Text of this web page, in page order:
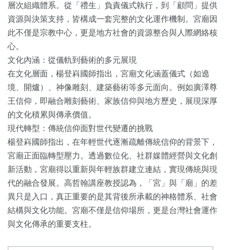
層次組織體系。從「禮生」負責儀式執行，到「顧問」提供
資源與決策支持，皆構成一套完整的文化運作機制。宮廟因
此不僅是宗教中心，更是地方社會的資源整合與人際網絡核
心。
文化內涵：從儀軌到藝術的多元展現
在文化層面，楊登嵙國師指出，宮廟文化涵蓋儀式（如遶
境、開爐）、神像雕刻、建築藝術等多元面向。例如廣澤尊
王信仰，即融合雕刻藝術、家族信仰與地方歷史，展現深厚
的文化積累與傳承價值。
現代轉型：傳統信仰面對世代變遷的挑戰
楊登嵙國師指出，在年輕世代逐漸疏離傳統信仰的背景下，
宮廟正面臨轉型壓力。透過數位化、社群媒體經營與文化創
新活動，宮廟得以重新與年輕族群建立連結，實現傳統與現
代的融合發展。高哲翰講座教授認為，「宮」與「廟」的差
異只是入口，真正重要的是其背後所承載的神格體系、社會
結構與文化功能。宮廟不僅是信仰場所，更是台灣社會運作
與文化傳承的重要支柱。